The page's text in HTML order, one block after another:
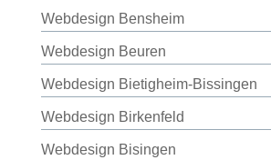
Webdesign Bensheim
Webdesign Beuren
Webdesign Bietigheim-Bissingen
Webdesign Birkenfeld
Webdesign Bisingen